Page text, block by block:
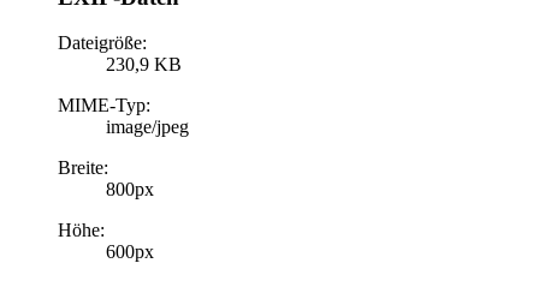
Dateigröße:
230,9 KB
MIME-Typ:
image/jpeg
Breite:
800px
Höhe:
600px